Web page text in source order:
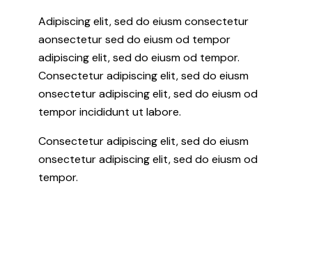
Adipiscing elit, sed do eiusm consectetur
aonsectetur sed do eiusm od tempor
adipiscing elit, sed do eiusm od tempor.
Consectetur adipiscing elit, sed do eiusm
onsectetur adipiscing elit, sed do eiusm od
tempor incididunt ut labore.
Consectetur adipiscing elit, sed do eiusm
onsectetur adipiscing elit, sed do eiusm od
tempor.